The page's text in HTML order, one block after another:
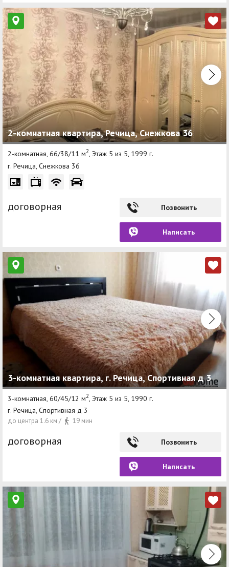
2-комнатная квартира, Речица, Снежкова 36
2-комнатная, 66/38/11 м2, Этаж 5 из 5, 1999 г.
г. Речица, Снежкова 36
договорная Позвонить
Написать
3-комнатная квартира, г. Речица, Спортивная д 3
3-комнатная, 60/45/12 м2 , Этаж 5 из 5, 1990 г.
г. Речица, Спортивная д 3
до центра 1.6 км / 19 мин
договорная Позвонить
Написать